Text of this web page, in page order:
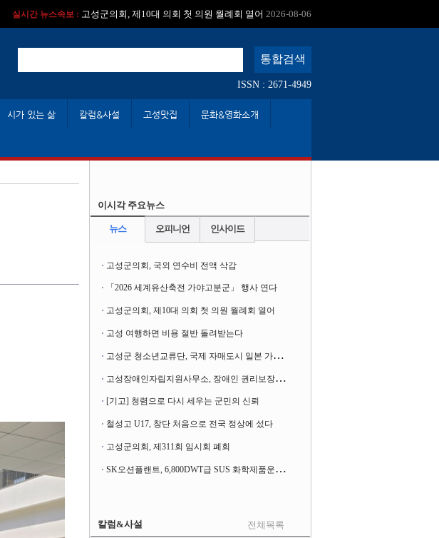
실시간 뉴스속보 : 고성군의회, 제10대 의회 첫 의원 월례회 열어 2026-08-06
실시간 뉴스속보 :고성 여행하면 비용 절반 돌려받는다2026-08-06
ISSN : 2671-4949
시가 있는 삶 칼럼&사설 고성맛집 문화&영화소개
이시각 주요뉴스
뉴스 오피니언 인사이드
고성군의회, 국외 연수비 전액 삭감
「2026 세계유산축전 가야고분군」 행사 연다
고성군의회, 제10대 의회 첫 의원 월례회 열어
고성 여행하면 비용 절반 돌려받는다
고
성군 청소년교류단, 국제 자매도시 일본 가사오카시 찾아
고
성장애인자립지원사무소, 장애인 권리보장 촉구 1인 시위 벌여
[기고] 청렴으로 다시 세우는 군민의 신뢰
철성고 U17, 창단 처음으로 전국 정상에 섰다
고성군의회, 제311회 임시회 폐회
S
K오션플랜트, 6,800DWT급 SUS 화학제품운반선 2척 수주
칼럼&사설 전체목록